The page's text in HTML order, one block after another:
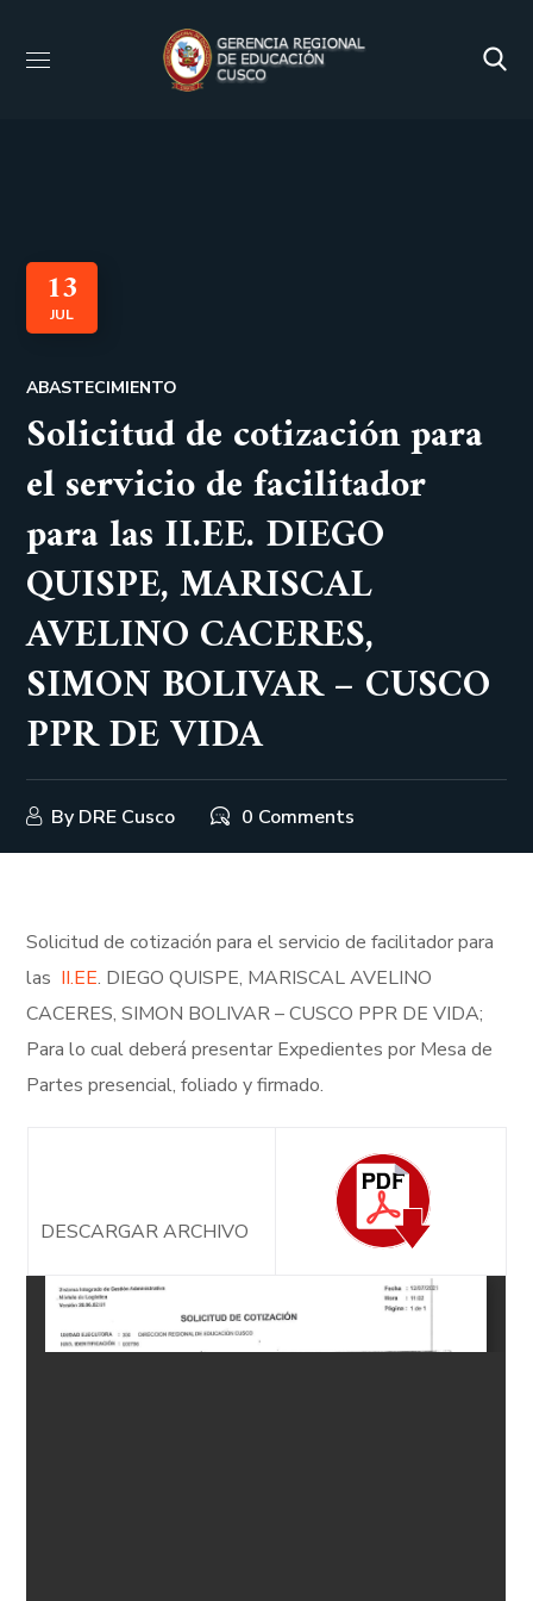
13
JUL
ABASTECIMIENTO
Solicitud de cotización para
el servicio de facilitador
para las II.EE. DIEGO
QUISPE, MARISCAL
AVELINO CACERES,
SIMON BOLIVAR – CUSCO
PPR DE VIDA
By DRE Cusco 0 Comments
Solicitud de cotización para el servicio de facilitador para
las II.EE. DIEGO QUISPE, MARISCAL AVELINO
CACERES, SIMON BOLIVAR – CUSCO PPR DE VIDA;
Para lo cual deberá presentar Expedientes por Mesa de
Partes presencial, foliado y firmado.
DESCARGAR ARCHIVO